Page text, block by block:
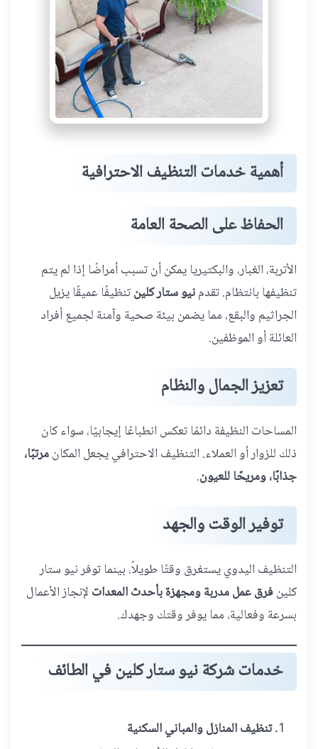
أهمية خدمات التنظيف الاحترافية
الحفاظ على الصحة العامة
الأتربة، الغبار، والبكتيريا يمكن أن تسبب أمراضًا إذا لم يتم
تنظيفها بانتظام. تقدمنيو ستار كلينتنظيفًا عميقًا يزيل
الجراثيم والبقع، مما يضمن بيئة صحية وآمنة لجميع أفراد
العائلة أو الموظفين.
تعزيز الجمال والنظام
المساحات النظيفة دائمًا تعكس انطباعًا إيجابيًا، سواء كان
ذلك للزوار أو العملاء. التنظيف الاحترافي يجعل المكانمرتبًا،
جذابًا، ومريحًا للعيون.
توفير الوقت والجهد
التنظيف اليدوي يستغرق وقتًا طويلاً، بينما توفر نيو ستار
كلينفرق عمل مدربة ومجهزة بأحدث المعدات لإنجاز الأعمال
بسرعة وفعالية، مما يوفر وقتك وجهدك.
خدمات شركة نيو ستار كلين في الطائف
تنظيف المنازل والمباني السكنية